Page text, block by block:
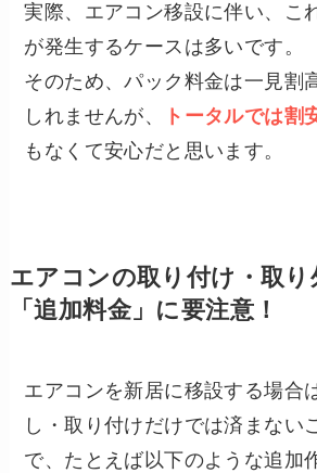
実際、エアコン移設に伴い、こ
が発生するケースは多いです。
そのため、パック料金は一見割
しれませんが、
トータルでは割
もなくて安心だと思います。
エアコンの取り付け・取り
「追加料金」に要注意！
エアコンを新居に移設する場合
し・取り付けだけでは済まない
で、たとえば以下のような追加